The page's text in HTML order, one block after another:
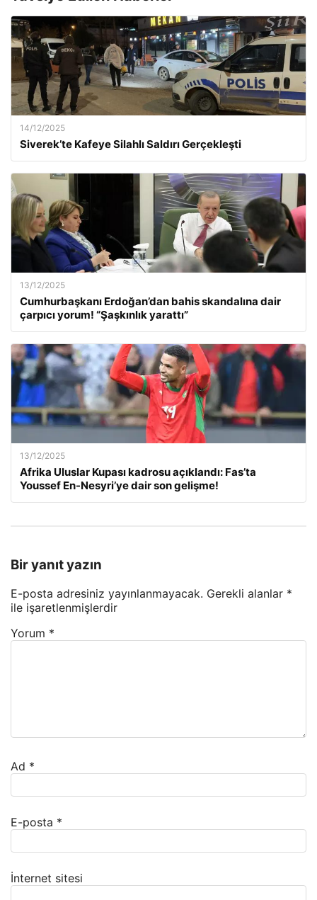
14/12/2025
Siverek’te Kafeye Silahlı Saldırı Gerçekleşti
13/12/2025
Cumhurbaşkanı Erdoğan’dan bahis skandalına dair
çarpıcı yorum! “Şaşkınlık yarattı”
13/12/2025
Afrika Uluslar Kupası kadrosu açıklandı: Fas’ta
Youssef En-Nesyri’ye dair son gelişme!
Bir yanıt yazın
E-posta adresiniz yayınlanmayacak. Gerekli alanlar *
ile işaretlenmişlerdir
Yorum *
Ad *
E-posta *
İnternet sitesi